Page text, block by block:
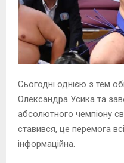
Сьогодні однією з тем
Олександра Усика та
абсолютного чемпіону
ставився, це перемога
інформаційна.